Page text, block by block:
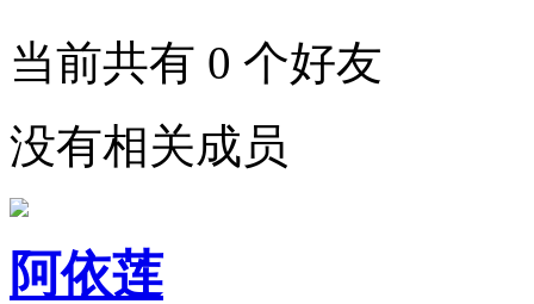
当前共有 0 个好友
没有相关成员
阿依莲